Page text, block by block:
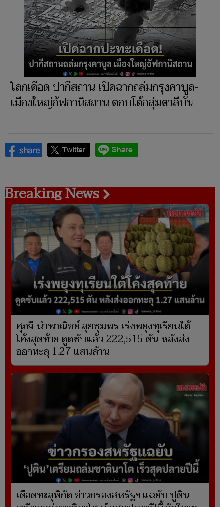
โลกเดือด ปากีสถาน เปิดฉากถล่มกรุงคาบูล-
เมืองใหญ่อัฟกานิสถาน ตอบโต้กลุ่มตาลีบัน
Breaking News
ศุภจี นำพาณิชย์ ลุยชุมพร เร่งพยุงทุเรียนใต้
โค้งสุดท้าย ดูดซับแล้ว 222,515 ตัน หลังส่ง
ออกทะลุ 1.27 แสนล้าน
เดือดทะลุพิกัด ข่าวกรองสหรัฐฯ แฉยับ ปูติน